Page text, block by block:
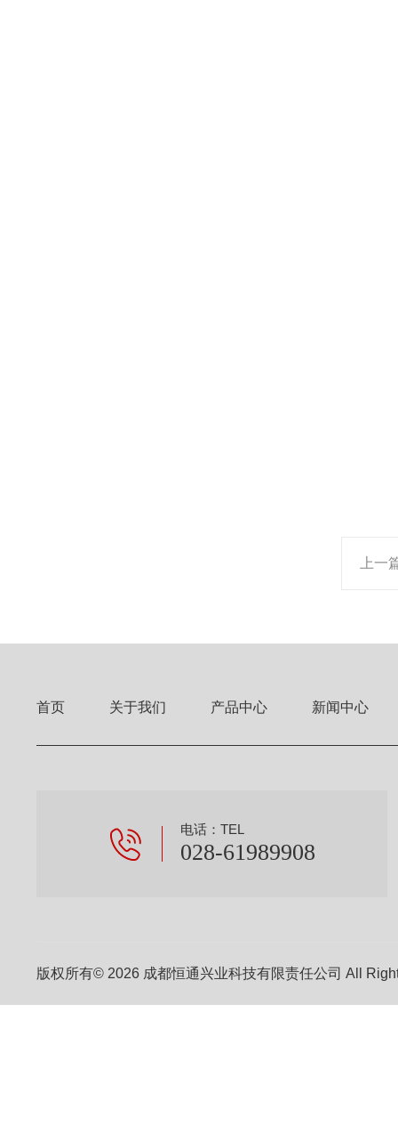
上一
首页 关于我们 产品中心 新闻中心
电话：TEL
028-61989908
版权所有© 2026 成都恒通兴业科技有限责任公司 All